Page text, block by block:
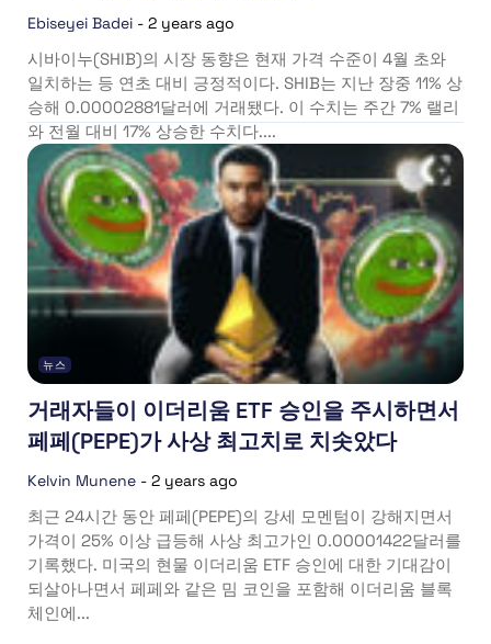
Ebiseyei Badei - 2 years ago
시바이누(SHIB)의 시장 동향은 현재 가격 수준이 4월 초와
일치하는 등 연초 대비 긍정적이다. SHIB는 지난 장중 11% 상
승해 0.00002881달러에 거래됐다. 이 수치는 주간 7% 랠리
와 전월 대비 17% 상승한 수치다....
뉴스
거래자들이 이더리움 ETF 승인을 주시하면서
페페(PEPE)가 사상 최고치로 치솟았다
Kelvin Munene - 2 years ago
최근 24시간 동안 페페(PEPE)의 강세 모멘텀이 강해지면서
가격이 25% 이상 급등해 사상 최고가인 0.00001422달러를
기록했다. 미국의 현물 이더리움 ETF 승인에 대한 기대감이
되살아나면서 페페와 같은 밈 코인을 포함해 이더리움 블록
체인에...